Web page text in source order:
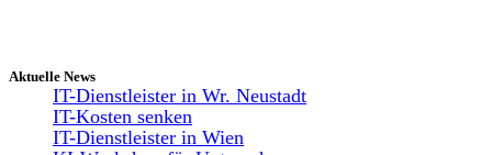
Aktuelle News
IT-Dienstleister in Wr. Neustadt
IT-Kosten senken
IT-Dienstleister in Wien